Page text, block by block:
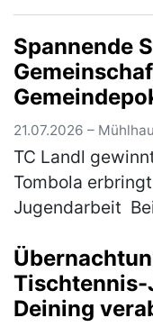
(mehr)
Spannende
21.07.2026 –
TC Landl
Tombola
Jugendarbeit
das traditionelle
TC 77 Mühl…
Tischtennis-
Deining